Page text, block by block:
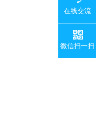
在线交流
微信扫一扫